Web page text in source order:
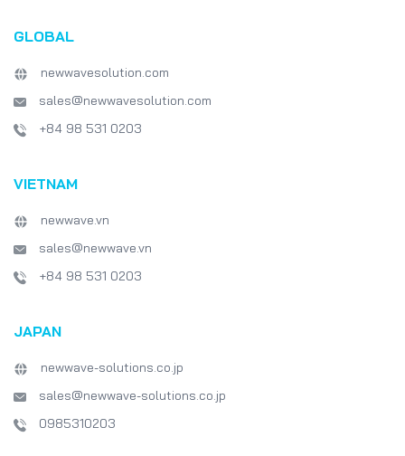
GLOBAL
newwavesolution.com
sales@newwavesolution.com
+84 98 531 0203
VIETNAM
newwave.vn
sales@newwave.vn
+84 98 531 0203
JAPAN
newwave-solutions.co.jp
sales@newwave-solutions.co.jp
0985310203